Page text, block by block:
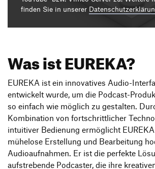
Transfer und Kooperation
Produktgestaltung B.A.
finden Sie in unserer
Was ist EUREKA?
EUREKA ist ein innovatives Audio-
entwickelt wurde, um die Podcast-
so einfach wie möglich zu gestalten.
Kombination von fortschrittlicher
intuitiver Bedienung ermöglicht
mühelose Erstellung und Bearbeitung
Audioaufnahmen. Er ist die perfekte
aufstrebende Podcaster, die ihre